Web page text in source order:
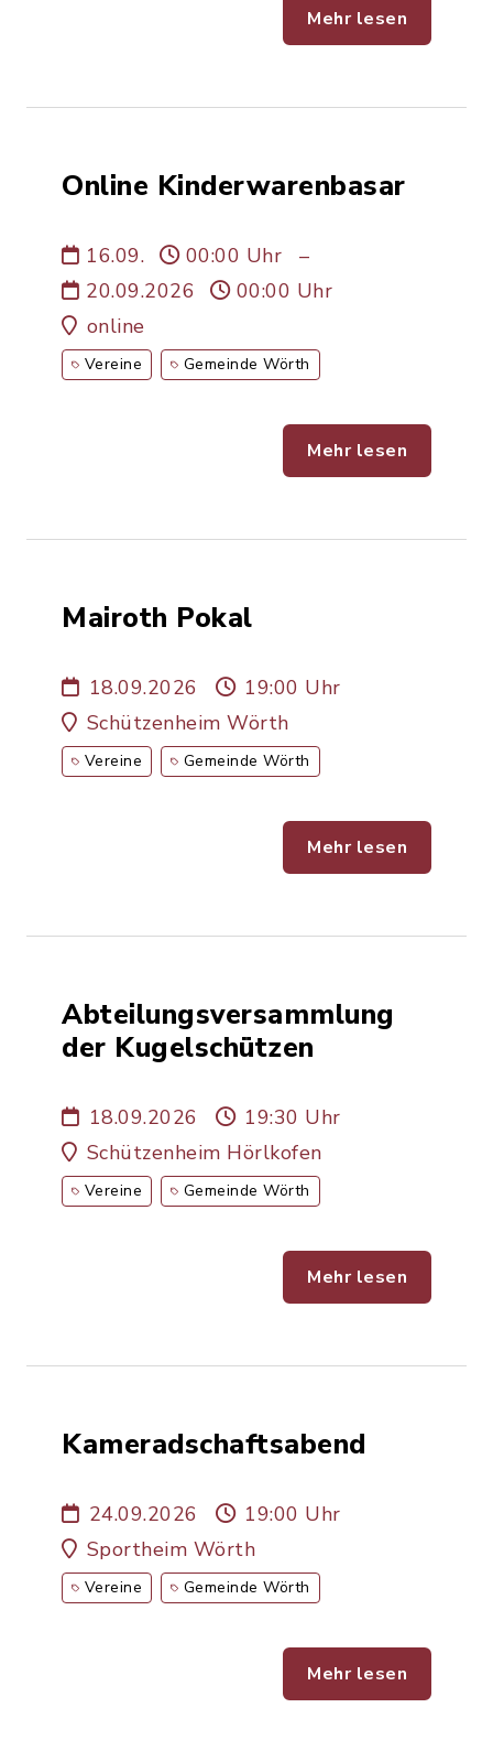
Mehr lesen
Online Kinderwarenbasar
16.09. 00:00 Uhr
–
20.09.2026
00:00 Uhr
online
Vereine Gemeinde Wörth
Mehr lesen
Mairoth Pokal
18.09.2026
19:00 Uhr
Schützenheim Wörth
Vereine Gemeinde Wörth
Mehr lesen
Abteilungsversammlung
der Kugelschützen
18.09.2026
19:30 Uhr
Schützenheim Hörlkofen
Vereine Gemeinde Wörth
Mehr lesen
Kameradschaftsabend
24.09.2026
19:00 Uhr
Sportheim Wörth
Vereine Gemeinde Wörth
Mehr lesen